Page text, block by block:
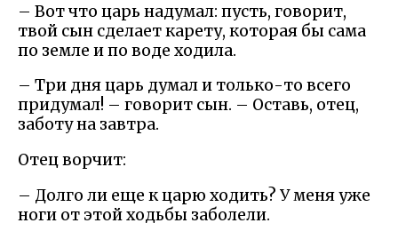
– Вот что царь надумал: пусть, говорит,
твой сын сделает карету, которая бы сама
по земле и по воде ходила.
– Три дня царь думал и только-то всего
придумал! – говорит сын. – Оставь, отец,
заботу на завтра.
Отец ворчит:
– Долго ли еще к царю ходить? У меня уже
ноги от этой ходьбы заболели.